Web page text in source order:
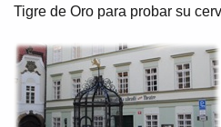
Tigre de Oro para probar su